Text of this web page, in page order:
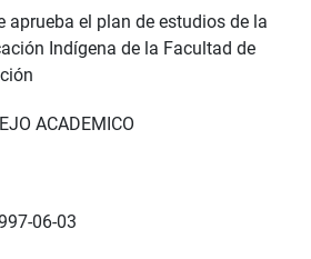
aprueba el plan de estudios de la
Indígena de la Facultad de
ACADEMICO
06-03